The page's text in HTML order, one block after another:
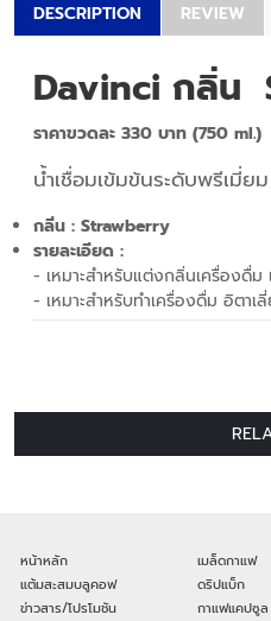
DESCRIPTION REVIEW
Davinci กลิ่น
ราคาขวดละ 330 บาท (750 ml.)
น้ำเชื่อมเข้มข้นระดับพรีเมี่ยม
กลิ่น : Strawberry
รายละเอียด :
- เหมาะสำหรับแต่งกลิ่นเครื่องดื่
- เหมาะสำหรับทำเครื่องดื่ม อิตาเ
หน้าหลัก
แต้มสะสมบลูคอฟ
ข่าวสาร/โปรโมชัน
เมล็ดกาแฟ
ดริปแบ็ก
กาแฟแคปซูล